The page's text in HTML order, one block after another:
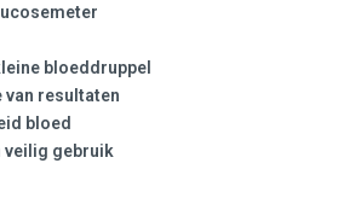
bloeddruppel
resultaten
bloed
veilig gebruik